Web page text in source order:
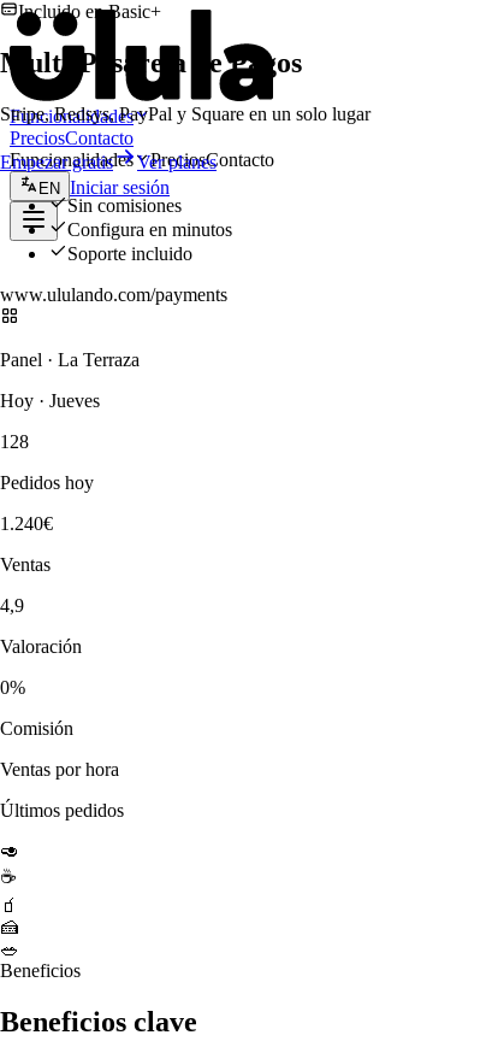
Funcionalidades
PreciosContacto
Funcionalidades
PreciosContacto
EN Iniciar sesión
Incluido enBasic+
Multi-Pasarela de Pagos
Stripe, Redsys, PayPal y Square en un solo lugar
Empezar gratis Ver planes
Sin comisiones
Configura en minutos
Soporte incluido
www.ululando.com/payments
Panel · La Terraza
Hoy · Jueves
128
Pedidos hoy
1.240€
Ventas
4,9
Valoración
0%
Comisión
Ventas por hora
Últimos pedidos
🥑
☕
🧃
🍰
🥗
Beneficios
Beneficios clave